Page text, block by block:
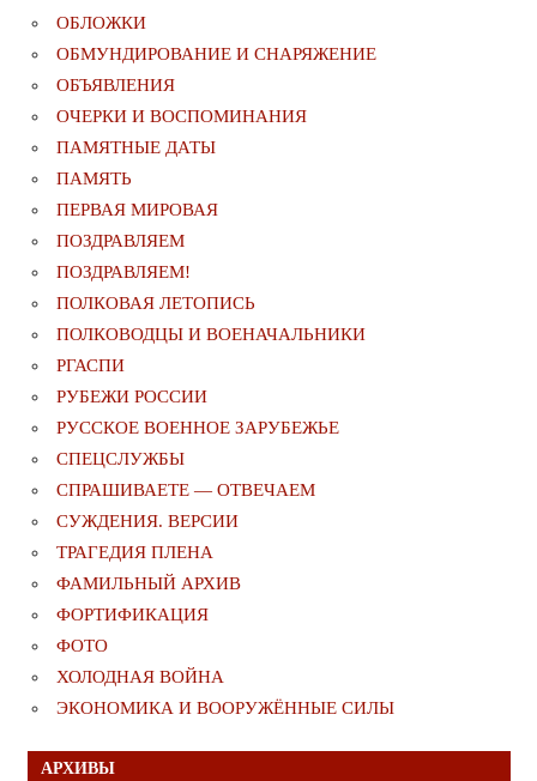
ОБЛОЖКИ
ОБМУНДИРОВАНИЕ И СНАРЯЖЕНИЕ
ОБЪЯВЛЕНИЯ
ОЧЕРКИ И ВОСПОМИНАНИЯ
ПАМЯТНЫЕ ДАТЫ
ПАМЯТЬ
ПЕРВАЯ МИРОВАЯ
ПОЗДРАВЛЯЕМ
ПОЗДРАВЛЯЕМ!
ПОЛКОВАЯ ЛЕТОПИСЬ
ПОЛКОВОДЦЫ И ВОЕНАЧАЛЬНИКИ
РГАСПИ
РУБЕЖИ РОССИИ
РУССКОЕ ВОЕННОЕ ЗАРУБЕЖЬЕ
СПЕЦСЛУЖБЫ
СПРАШИВАЕТЕ — ОТВЕЧАЕМ
СУЖДЕНИЯ. ВЕРСИИ
ТРАГЕДИЯ ПЛЕНА
ФАМИЛЬНЫЙ АРХИВ
ФОРТИФИКАЦИЯ
ФОТО
ХОЛОДНАЯ ВОЙНА
ЭКОНОМИКА И ВООРУЖЁННЫЕ СИЛЫ
АРХИВЫ